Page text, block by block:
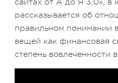
сайтах от А до Я 3.0», в
рассказывается об
правильном понимании
вещей как финансовая
степень вовлеченности